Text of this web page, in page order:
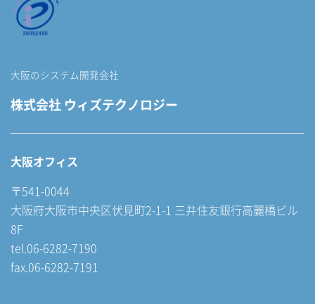
大阪のシステム開発会社
株式会社 ウィズテクノロジー
大阪オフィス
〒541-0044
大阪府大阪市中央区伏見町2-1-1 三井住友銀行高麗橋ビル
8F
tel.06-6282-7190
fax.06-6282-7191